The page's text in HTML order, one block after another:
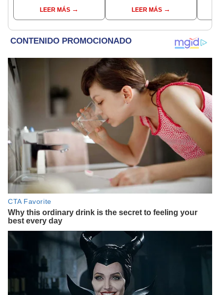
Clausura de la Liga 1
2026
LEER MÁS LEER MÁS